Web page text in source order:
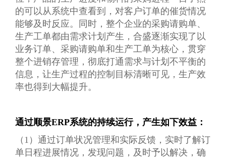
的可以从系统中查看到，对客户订单的催货情况
能够及时反应。同时，整个企业的采购请购单、
生产工单都由需求计划产生，合盛逐渐实现了以
业务订单、采购请购单和生产工单为核心，贯穿
整个进销存管理，彻底打通需求与计划不平衡的
信息，让生产过程的控制目标清晰可见，生产效
率也得到大幅提升。
通过顺景ERP系统的持续运行，产生如下效益：
（1）通过订单状况管理和实际反馈，实时了解订
单日程进展情况，发现问题，及时予以解决，确